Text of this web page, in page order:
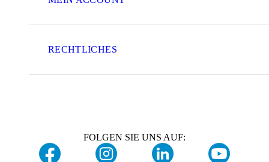
RECHTLICHES
FOLGEN SIE UNS AUF: